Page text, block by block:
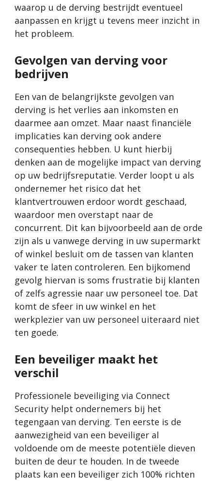
waarop u de derving bestrijdt eventueel
aanpassen en krijgt u tevens meer inzicht in
het probleem.
Gevolgen van derving voor
bedrijven
Een van de belangrijkste gevolgen van
derving is het verlies aan inkomsten en
daarmee aan omzet. Maar naast financiële
implicaties kan derving ook andere
consequenties hebben. U kunt hierbij
denken aan de mogelijke impact van derving
op uw bedrijfsreputatie. Verder loopt u als
ondernemer het risico dat het
klantvertrouwen erdoor wordt geschaad,
waardoor men overstapt naar de
concurrent. Dit kan bijvoorbeeld aan de orde
zijn als u vanwege derving in uw supermarkt
of winkel besluit om de tassen van klanten
vaker te laten controleren. Een bijkomend
gevolg hiervan is soms frustratie bij klanten
of zelfs agressie naar uw personeel toe. Dat
komt de sfeer in uw winkel en het
werkplezier van uw personeel uiteraard niet
ten goede.
Een beveiliger maakt het
verschil
Professionele beveiliging via Connect
Security helpt ondernemers bij het
tegengaan van derving. Ten eerste is de
aanwezigheid van een beveiliger al
voldoende om de meeste potentiële dieven
buiten de deur te houden. In de tweede
plaats kan een beveiliger zich 100% richten